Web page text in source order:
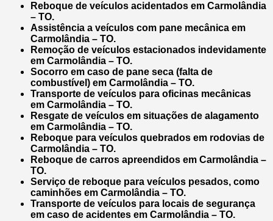
Reboque de veículos acidentados em Carmolândia
– TO.
Assistência a veículos com pane mecânica em
Carmolândia – TO.
Remoção de veículos estacionados indevidamente
em Carmolândia – TO.
Socorro em caso de pane seca (falta de
combustível) em Carmolândia – TO.
Transporte de veículos para oficinas mecânicas
em Carmolândia – TO.
Resgate de veículos em situações de alagamento
em Carmolândia – TO.
Reboque para veículos quebrados em rodovias de
Carmolândia – TO.
Reboque de carros apreendidos em Carmolândia –
TO.
Serviço de reboque para veículos pesados, como
caminhões em Carmolândia – TO.
Transporte de veículos para locais de segurança
em caso de acidentes em Carmolândia – TO.